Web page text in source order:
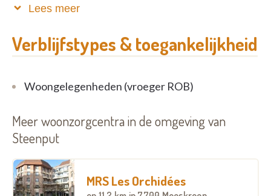
Salle à manger, jardin, terrain de pétanque, lingerie
La Résidence maintient une surveillance 24h/24
(semi dépendant).
amples informations, nous restons à votre
dispositon.
Lees meer
Verblijfstypes & toegankelijkheid
Woongelegenheden (vroeger ROB)
Meer woonzorgcentra in de omgeving van
Steenput
MRS Les Orchidées